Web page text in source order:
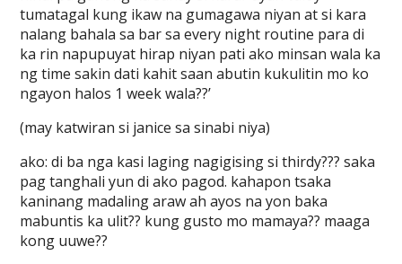
tumatagal kung ikaw na gumagawa niyan at si kara
nalang bahala sa bar sa every night routine para di
ka rin napupuyat hirap niyan pati ako minsan wala ka
ng time sakin dati kahit saan abutin kukulitin mo ko
ngayon halos 1 week wala??’
(may katwiran si janice sa sinabi niya)
ako: di ba nga kasi laging nagigising si thirdy??? saka
pag tanghali yun di ako pagod. kahapon tsaka
kaninang madaling araw ah ayos na yon baka
mabuntis ka ulit?? kung gusto mo mamaya?? maaga
kong uuwe??